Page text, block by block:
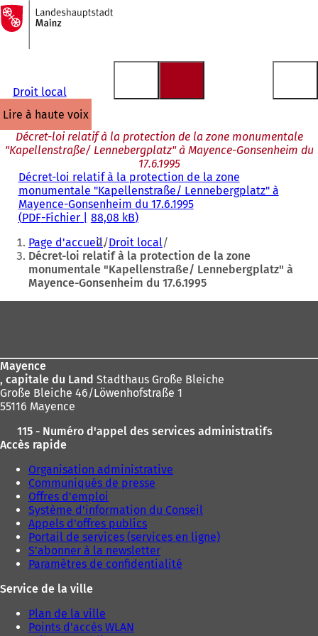
Accéder au contenu
Vers
la
page
d'accueil
Droit local
lire à haute voix
Décret-loi relatif à la protection de la zone monumentale
"Kapellenstraße/ Lennebergplatz" à Mayence-Gonsenheim du
17.6.1995
Décret-loi relatif à la protection de la zone
monumentale "Kapellenstraße/ Lennebergplatz" à
Mayence-Gonsenheim du 17.6.1995
PDF-Fichier 88,08 kB
Vous
êtes
Page d'accueil Droit local
Décret-loi relatif à la protection de la zone
monumentale "Kapellenstraße/ Lennebergplatz" à
Mayence-Gonsenheim du 17.6.1995
Mayence
, capitale du Land Stadthaus Große Bleiche
Große Bleiche 46/Löwenhofstraße 1
55116 Mayence
115 - Numéro d'appel des services administratifs
Accès rapide
Organisation administrative
Communiqués de presse
Offres d'emploi
Système d'information du Conseil
Appels d'offres publics
Portail de services (services en ligne)
S'abonner à la newsletter
Paramètres de confidentialité
Service de la ville
Plan de la ville
Points d'accès WLAN